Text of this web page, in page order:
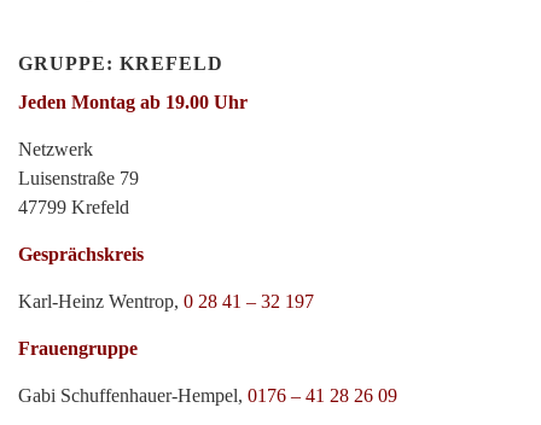
GRUPPE: KREFELD
Jeden Montag ab 19.00 Uhr
Netzwerk
Luisenstraße 79
47799 Krefeld
Gesprächskreis
Karl-Heinz Wentrop, 0 28 41 – 32 197
Frauengruppe
Gabi Schuffenhauer-Hempel, 0176 – 41 28 26 09